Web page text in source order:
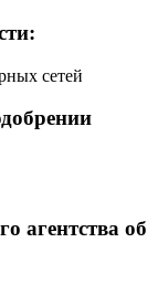
сетей
агентства об